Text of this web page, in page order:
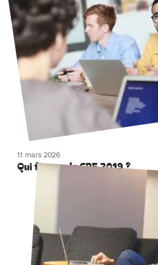
11 mars 2026
Qui finance le CPF 2019 ?